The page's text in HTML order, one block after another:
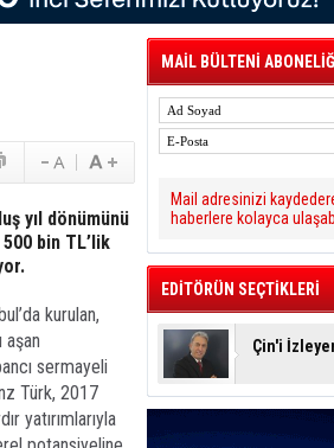
yıl dönümünü
500 bin TL’lik
kurulan,
aşan
sermayeli
Türk, 2017
yatırımlarıyla
MAİL BÜLTENİ
Mail adresinizi
haberlere kolayca
EDİTÖRÜN SEÇTİKLERİ
Çin'i